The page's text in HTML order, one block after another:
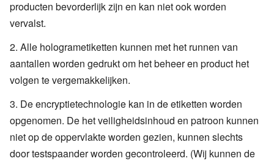
producten bevorderlijk zijn en kan niet ook worden
vervalst.
2. Alle hologrametiketten kunnen met het runnen van
aantallen worden gedrukt om het beheer en product het
volgen te vergemakkelijken.
3. De encryptietechnologie kan in de etiketten worden
opgenomen. De het veiligheidsinhoud en patroon kunnen
niet op de oppervlakte worden gezien, kunnen slechts
door testspaander worden gecontroleerd. (Wij kunnen de